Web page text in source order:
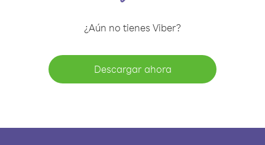
¿Aún no tienes Viber?
Descargar ahora